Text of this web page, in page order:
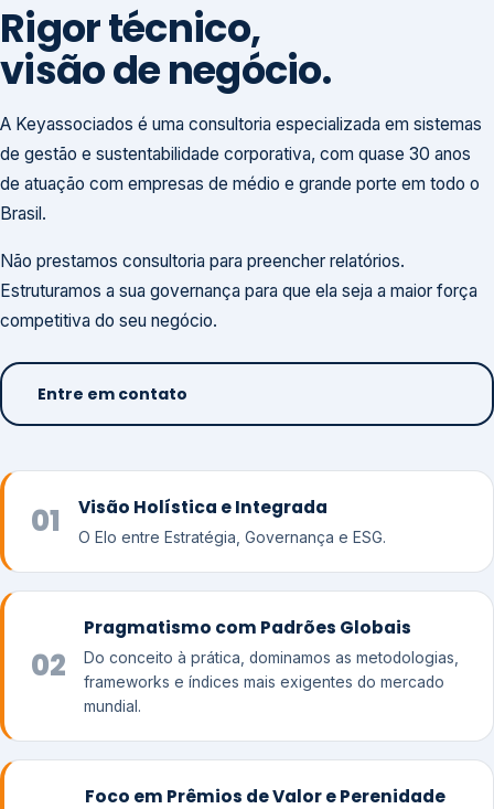
Rigor técnico,
visão de negócio.
A Keyassociados é uma consultoria especializada em sistemas
de gestão e sustentabilidade corporativa, com quase 30 anos
de atuação com empresas de médio e grande porte em todo o
Brasil.
Não prestamos consultoria para preencher relatórios.
Estruturamos a sua governança para que ela seja a maior força
competitiva do seu negócio.
Entre em contato
01 Visão Holística e Integrada
O Elo entre Estratégia, Governança e ESG.
02
Pragmatismo com Padrões Globais
Do conceito à prática, dominamos as metodologias,
frameworks e índices mais exigentes do mercado
mundial.
Foco em Prêmios de Valor e Perenidade